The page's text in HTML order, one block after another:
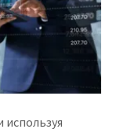
используя